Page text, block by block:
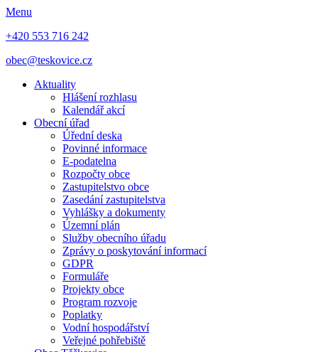
Menu
+420 553 716 242
obec@teskovice.cz
Aktuality
Hlášení rozhlasu
Kalendář akcí
Obecní úřad
Úřední deska
Povinné informace
E-podatelna
Rozpočty obce
Zastupitelstvo obce
Zasedání zastupitelstva
Vyhlášky a dokumenty
Územní plán
Služby obecního úřadu
Zprávy o poskytování informací
GDPR
Formuláře
Projekty obce
Program rozvoje
Poplatky
Vodní hospodářství
Veřejné pohřebiště